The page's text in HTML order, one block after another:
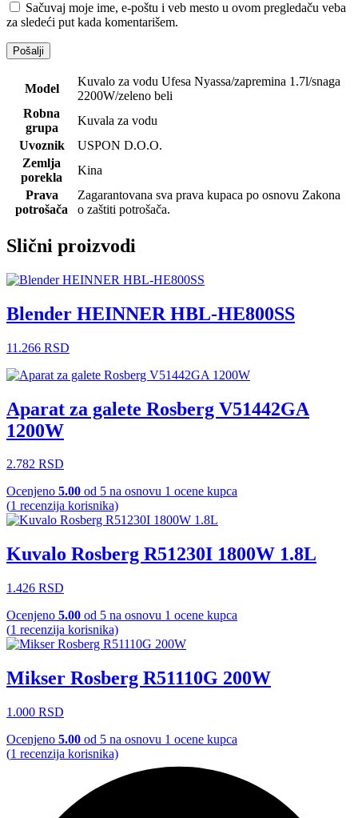
Sačuvaj moje ime, e-poštu i veb mesto u ovom pregledaču veba
za sledeći put kada komentarišem.
Model
Kuvalo za vodu Ufesa Nyassa/zapremina 1.7l/snaga
2200W/zeleno beli
Robna
grupa
Kuvala za vodu
Uvoznik
USPON D.O.O.
Zemlja
porekla
Kina
Prava
potrošača
Zagarantovana sva prava kupaca po osnovu Zakona
o zaštiti potrošača.
Slični proizvodi
Blender HEINNER HBL-HE800SS
11.266 RSD
Aparat za galete Rosberg V51442GA
1200W
2.782 RSD
Ocenjeno 5.00 od 5 na osnovu 1 ocene kupca
(1 recenzija korisnika)
Kuvalo Rosberg R51230I 1800W 1.8L
1.426 RSD
Ocenjeno 5.00 od 5 na osnovu 1 ocene kupca
(1 recenzija korisnika)
Mikser Rosberg R51110G 200W
1.000 RSD
Ocenjeno 5.00 od 5 na osnovu 1 ocene kupca
(1 recenzija korisnika)